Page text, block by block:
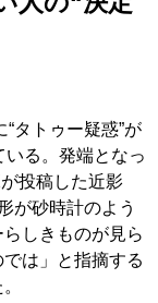
タトゥー疑惑”が
る。発端となっ
投稿した近影
が砂時計のよう
しきものが見ら
は」と指摘する